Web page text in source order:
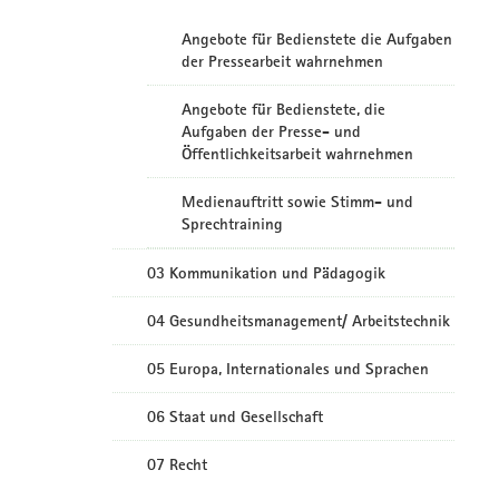
Angebote für Bedienstete die Aufgaben
der Pressearbeit wahrnehmen
Angebote für Bedienstete, die
Aufgaben der Presse- und
Öffentlichkeitsarbeit wahrnehmen
Medienauftritt sowie Stimm- und
Sprechtraining
03 Kommunikation und Pädagogik
04 Gesundheitsmanagement/ Arbeitstechnik
05 Europa, Internationales und Sprachen
06 Staat und Gesellschaft
07 Recht